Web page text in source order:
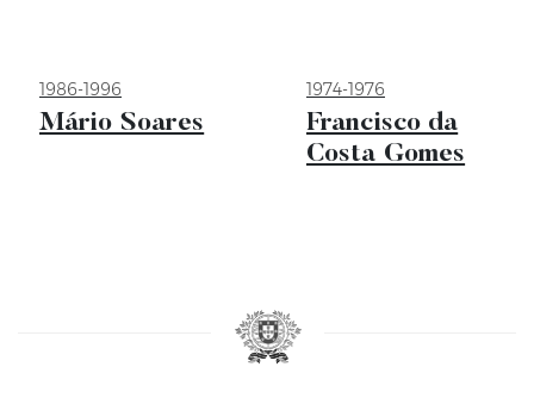
1986-1996
Mário Soares
1974-1976
Francisco da
Costa Gomes